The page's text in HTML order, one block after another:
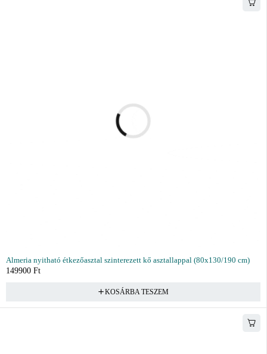
Almeria nyitható étkezőasztal szinterezett kő asztallappal (80x130/190 cm)
149900 Ft
KOSÁRBA TESZEM